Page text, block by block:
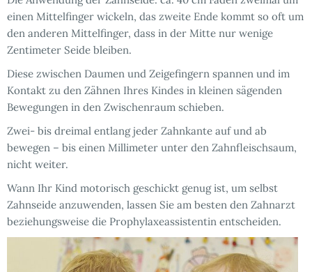
einen Mittelfinger wickeln, das zweite Ende kommt so oft um
den anderen Mittelfinger, dass in der Mitte nur wenige
Zentimeter Seide bleiben.
Diese zwischen Daumen und Zeigefingern spannen und im
Kontakt zu den Zähnen Ihres Kindes in kleinen sägenden
Bewegungen in den Zwischenraum schieben.
Zwei- bis dreimal entlang jeder Zahnkante auf und ab
bewegen – bis einen Millimeter unter den Zahnfleischsaum,
nicht weiter.
Wann Ihr Kind motorisch geschickt genug ist, um selbst
Zahnseide anzuwenden, lassen Sie am besten den Zahnarzt
beziehungsweise die Prophylaxeassistentin entscheiden.